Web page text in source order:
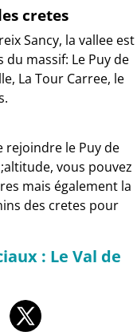
cretes
Sancy, la vallee est
massif: Le Puy de
La Tour Carree, le
rejoindre le Puy de
vous pouvez
mais également la
des cretes pour
: Le Val de